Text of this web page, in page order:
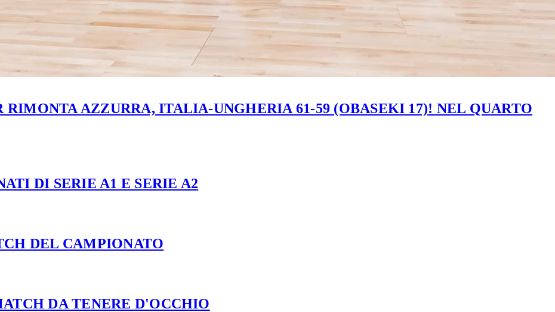
RIMONTA AZZURRA, ITALIA-UNGHERIA 61-59 (OBASEKI 17)! NEL QUARTO
DI SERIE A1 E SERIE A2
DEL CAMPIONATO
DA TENERE D'OCCHIO